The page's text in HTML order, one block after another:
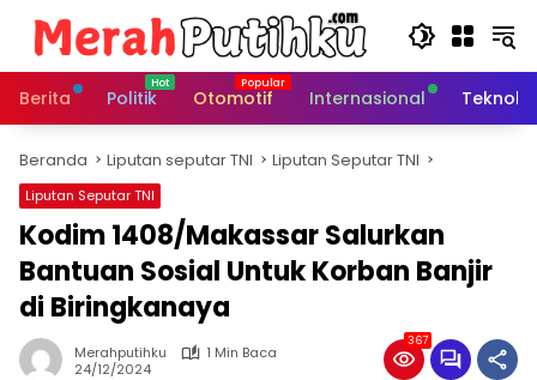
konten
Berita
Politik Otomotif Internasional
Beranda Liputan seputar TNI Liputan Seputar TNI
Liputan Seputar TNI
Kodim 1408/Makassar Salurkan
Bantuan Sosial Untuk Korban Banjir
di Biringkanaya
Merahputihku
1 Min Baca
24/12/2024
367